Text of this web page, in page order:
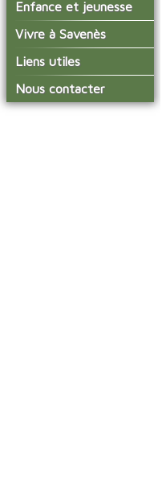
Actualités de Savenès
sur ladepeche.fr
conseil municipal
Les commissions
Les diverses
délégations/syndicats
L'urbanisme
La mairie
Le service technique
Les services de l'école
Les installations
municipales
La collecte des ordures
Enfance et jeunesse
L'école primaire
La garderie et la cantine
Le temps périscolaire
La petite enfance
Vivre à Savenès
Agenda Salle des Fetes
Liens utiles
Communauté de
Communes Grand Sud
Tarn et Garonne
Nous contacter